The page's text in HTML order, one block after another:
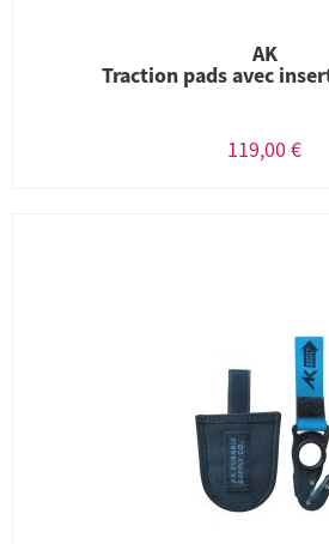
AK
Traction pads avec
119,00 €